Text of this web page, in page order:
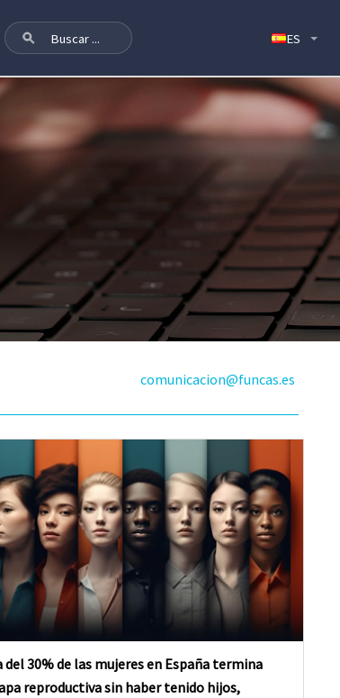
comunicacion@funcas.es
del 30% de las mujeres en España termina
reproductiva sin haber tenido hijos,